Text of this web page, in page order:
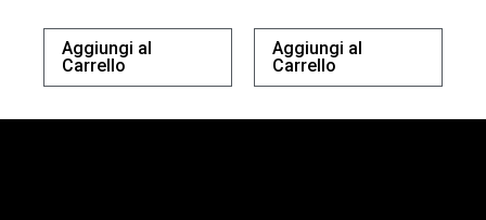
Aggiungi al
Carrello
Aggiungi al
Carrello